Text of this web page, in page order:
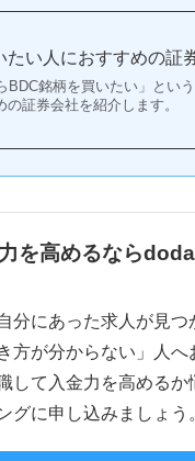
たい人におすすめの証
BDC銘柄を買いたい」とい
証券会社を紹介します。
を高めるならdoda
分にあった求人が見つ
方が分からない」人へ
して入金力を高める
グに申し込みましょう